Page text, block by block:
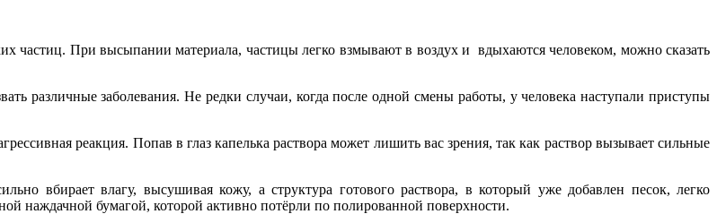
частиц. При высыпании материала, частицы легко взмывают в воздух и вдыхаются человеком, можно сказать
различные заболевания. Не редки случаи, когда после одной смены работы, у человека наступали приступы
реакция. Попав в глаз капелька раствора может лишить вас зрения, так как раствор вызывает сильные
вбирает влагу, высушивая кожу, а структура готового раствора, в который уже добавлен песок, легко
наждачной бумагой, которой активно потёрли по полированной поверхности.